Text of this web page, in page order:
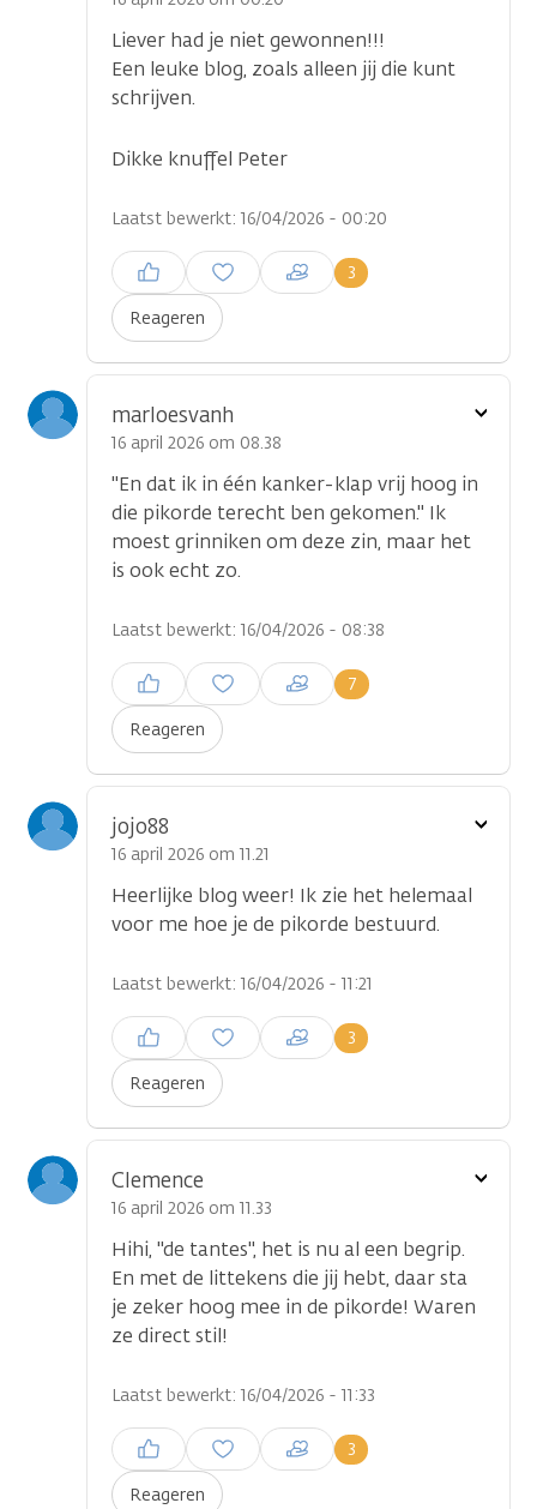
Liever had je niet gewonnen!!!
Een leuke blog, zoals alleen jij die kunt
schrijven.
Dikke knuffel Peter
Laatst bewerkt: 16/04/2026 - 00:20
Reageren
3
Inloggen om een reactie te
plaatsen
marloesvanh
16 april 2026 om 08.38
"En dat ik in één kanker-klap vrij hoog in
die pikorde terecht ben gekomen." Ik
moest grinniken om deze zin, maar het
is ook echt zo.
Laatst bewerkt: 16/04/2026 - 08:38
Reageren
7
Inloggen om een reactie te
plaatsen
Toon
jojo88
16 april 2026 om 11.21
Heerlijke blog weer! Ik zie het helemaal
voor me hoe je de pikorde bestuurd.
Laatst bewerkt: 16/04/2026 - 11:21
Reageren
3
Inloggen om een reactie te
plaatsen
Toon
Clemence
16 april 2026 om 11.33
Hihi, "de tantes", het is nu al een begrip.
En met de littekens die jij hebt, daar sta
je zeker hoog mee in de pikorde! Waren
ze direct stil!
Laatst bewerkt: 16/04/2026 - 11:33
Reageren
3
Inloggen om een reactie te
plaatsen
Toon